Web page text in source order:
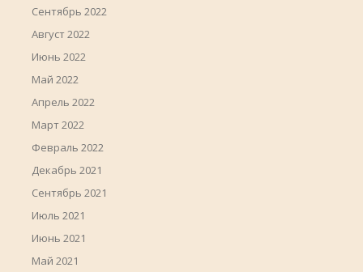
Сентябрь 2022
Август 2022
Июнь 2022
Май 2022
Апрель 2022
Март 2022
Февраль 2022
Декабрь 2021
Сентябрь 2021
Июль 2021
Июнь 2021
Май 2021